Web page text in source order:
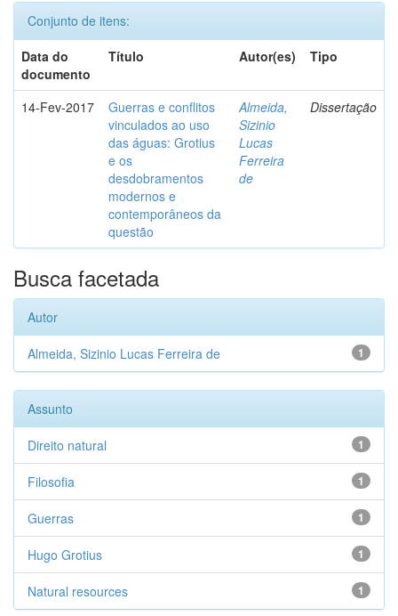
Conjunto de itens:
Data do
documento
Título Autor(es) Tipo
14-Fev-2017
Guerras e conflitos
vinculados ao uso
das águas: Grotius
e os
desdobramentos
modernos e
contemporâneos da
questão
Almeida,
Sizinio
Lucas
Ferreira
de
Dissertação
Busca facetada
Autor
1
Almeida, Sizinio Lucas Ferreira de
Assunto
1
Direito natural
1
Filosofia
1
Guerras
1
Hugo Grotius
1
Natural resources